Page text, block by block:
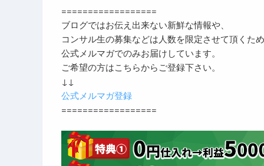
==================
ブログではお伝え出来ない新鮮な情報や、
コンサル生の募集などは人数を限定させて頂くため
公式メルマガでのみお届けしています。
ご希望の方はこちらからご登録下さい。
↓↓
公式メルマガ登録
==================